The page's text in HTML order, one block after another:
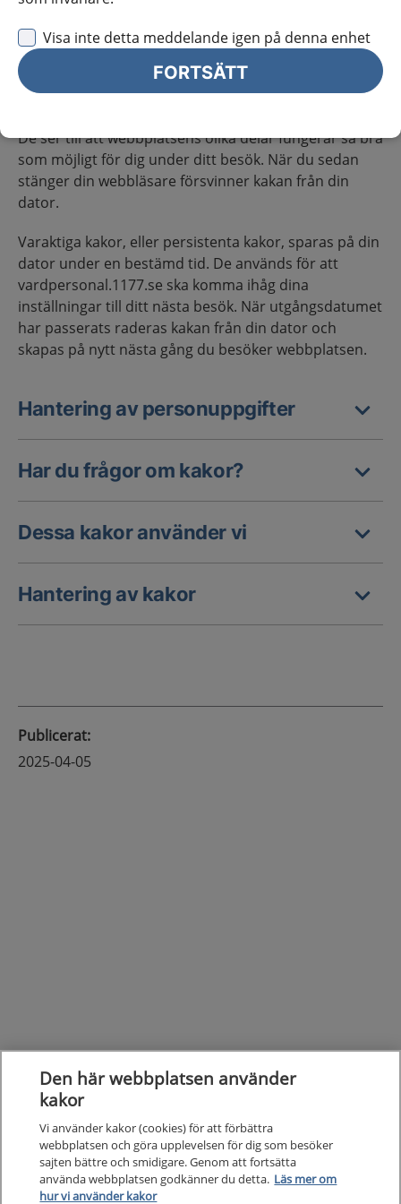
Visa inte detta meddelande igen på denna enhet
FORTSÄTT
På vardpersonal.1177.se använder vi tillfälliga och
varaktiga kakor.
Tillfälliga kakor, eller sessionskakor, är en typ av kaka
De ser till att webbplatsens olika delar fungerar så bra
som möjligt för dig under ditt besök. När du sedan
stänger din webbläsare försvinner kakan från din
dator.
Varaktiga kakor, eller persistenta kakor, sparas på din
dator under en bestämd tid. De används för att
vardpersonal.1177.se ska komma ihåg dina
inställningar till ditt nästa besök. När utgångsdatumet
har passerats raderas kakan från din dator och
skapas på nytt nästa gång du besöker webbplatsen.
Hantering av personuppgifter
Har du frågor om kakor?
Dessa kakor använder vi
Hantering av kakor
Publicerat:
2025-04-05
Kunskapsstöd
Den här webbplatsen använder
kakor
Vi använder kakor (cookies) för att förbättra
webbplatsen och göra upplevelsen för dig som besöker
sajten bättre och smidigare. Genom att fortsätta
använda webbplatsen godkänner du detta. Läs mer om
hur vi använder kakor